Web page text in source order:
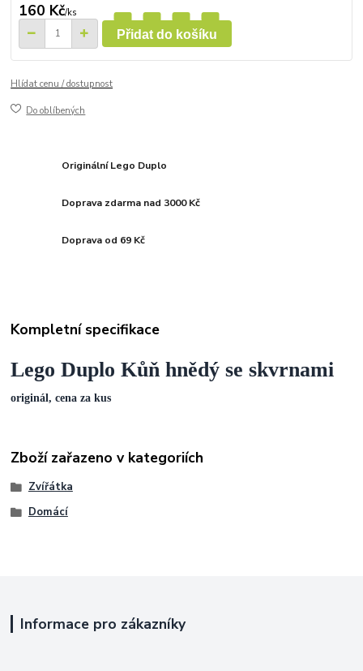
160 Kč/ks
Přidat do košíku
Hlídat cenu / dostupnost
Do oblíbených
Originální Lego Duplo
Doprava zdarma nad 3000 Kč
Doprava od 69 Kč
Kompletní specifikace
Lego Duplo Kůň hnědý se skvrnami
originál, cena za kus
Zboží zařazeno v kategoriích
Zvířátka
Domácí
Informace pro zákazníky